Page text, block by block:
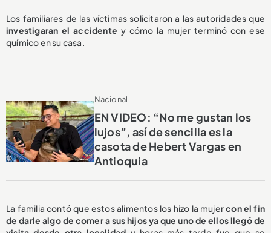
Los familiares de las víctimas solicitaron a las autoridades que
investigaran el accidente y cómo la mujer terminó con ese
químico en su casa.
Nacional
EN VIDEO: “No me gustan los
lujos”, así de sencilla es la
casota de Hebert Vargas en
Antioquia
La familia contó que estos alimentos los hizo la mujercon el fin
de darle algo de comer a sus hijos ya que uno de ellos llegó de